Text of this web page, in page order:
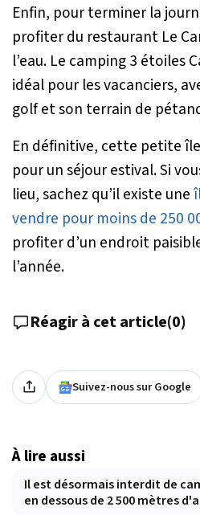
Enfin, pour terminer la
profiter du restaurant Le
l’eau. Le camping 3 étoiles
idéal pour les vacanciers,
golf et son terrain de
En définitive, cette petite
pour un séjour estival. Si
lieu, sachez qu’il existe une
vendre pour moins de 250
profiter d’un endroit
l’année.
Réagir à cet article(0)
Suivez-nous sur Google
À lire aussi
Il est désormais interdit de
en dessous de 2 500 mètres